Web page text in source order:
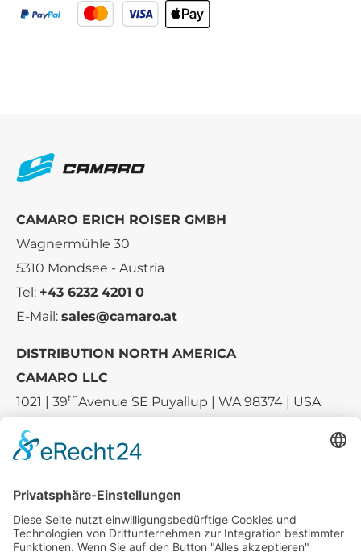
CAMARO ERICH ROISER GMBH
Wagnermühle 30
5310 Mondsee - Austria
Tel: +43 6232 4201 0
E-Mail: sales@camaro.at
DISTRIBUTION NORTH AMERICA
CAMARO LLC
1021 | 39thAvenue SE Puyallup | WA 98374 | USA
Tel.:+1 253-867-57 35
Unternehmen